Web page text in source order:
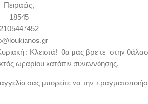
Πειραιάς,
18545
2105447452
: Κλειστά! θα μας βρείτε στην
ωραρίου κατόπιν συνεννόησης.
σας μπορείτε να την